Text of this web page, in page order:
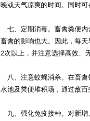
晚或天气凉爽的时间。同时
七、定期消毒。畜禽粪便内
畜禽的影响也大。因此，每
2次以上，并注意选择高效、
八、注意蚊蝇消杀。在畜禽
水池及粪便堆积场，通过敌
九、强化免疫接种。对新增